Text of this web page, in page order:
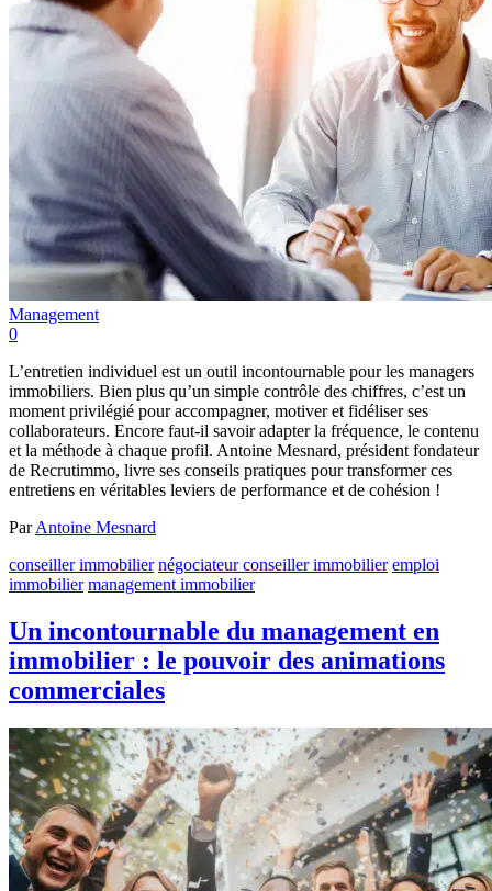
Management
0
L’entretien individuel est un outil incontournable pour les managers
immobiliers. Bien plus qu’un simple contrôle des chiffres, c’est un
moment privilégié pour accompagner, motiver et fidéliser ses
collaborateurs. Encore faut-il savoir adapter la fréquence, le contenu
et la méthode à chaque profil. Antoine Mesnard, président fondateur
de Recrutimmo, livre ses conseils pratiques pour transformer ces
entretiens en véritables leviers de performance et de cohésion !
ParAntoine Mesnard
conseiller immobilier négociateur conseiller immobilier emploi
immobilier management immobilier
Un incontournable du management en
immobilier : le pouvoir des animations
commerciales